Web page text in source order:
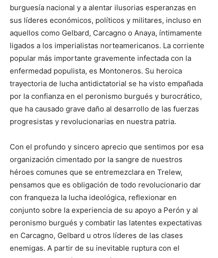
burguesía nacional y a alentar ilusorias esperanzas en
sus líderes económicos, políticos y militares, incluso en
aquellos como Gelbard, Carcagno o Anaya, íntimamente
ligados a los imperialistas norteamericanos. La corriente
popular más importante gravemente infectada con la
enfermedad populista, es Montoneros. Su heroica
trayectoria de lucha antidictatorial se ha visto empañada
por la confianza en el peronismo burgués y burocrático,
que ha causado grave daño al desarrollo de las fuerzas
progresistas y revolucionarias en nuestra patria.
Con el profundo y sincero aprecio que sentimos por esa
organización cimentado por la sangre de nuestros
héroes comunes que se entremezclara en Trelew,
pensamos que es obligación de todo revolucionario dar
con franqueza la lucha ideológica, reflexionar en
conjunto sobre la experiencia de su apoyo a Perón y al
peronismo burgués y combatir las latentes expectativas
en Carcagno, Gelbard u otros líderes de las clases
enemigas. A partir de su inevitable ruptura con el